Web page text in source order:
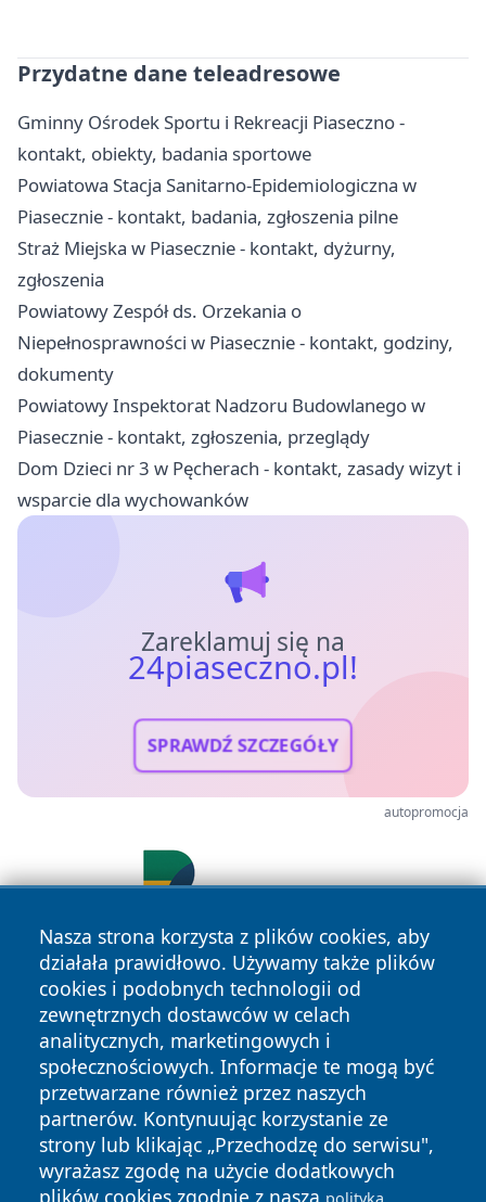
Przydatne dane teleadresowe
Gminny Ośrodek Sportu i Rekreacji Piaseczno -
kontakt, obiekty, badania sportowe
Powiatowa Stacja Sanitarno-Epidemiologiczna w
Piasecznie - kontakt, badania, zgłoszenia pilne
Straż Miejska w Piasecznie - kontakt, dyżurny,
zgłoszenia
Powiatowy Zespół ds. Orzekania o
Niepełnosprawności w Piasecznie - kontakt, godziny,
dokumenty
Powiatowy Inspektorat Nadzoru Budowlanego w
Piasecznie - kontakt, zgłoszenia, przeglądy
Dom Dzieci nr 3 w Pęcherach - kontakt, zasady wizyt i
wsparcie dla wychowanków
Zareklamuj się na
24piaseczno.pl!
SPRAWDŹ SZCZEGÓŁY
autopromocja
Nasza strona korzysta z plików cookies, aby
działała prawidłowo. Używamy także plików
cookies i podobnych technologii od
zewnętrznych dostawców w celach
analitycznych, marketingowych i
społecznościowych. Informacje te mogą być
przetwarzane również przez naszych
partnerów. Kontynuując korzystanie ze
strony lub klikając „Przechodzę do serwisu",
wyrażasz zgodę na użycie dodatkowych
plików cookies zgodnie z naszą
Copyright © 2026 24piaseczno.pl Wszystkie prawa
zastrzeżone.